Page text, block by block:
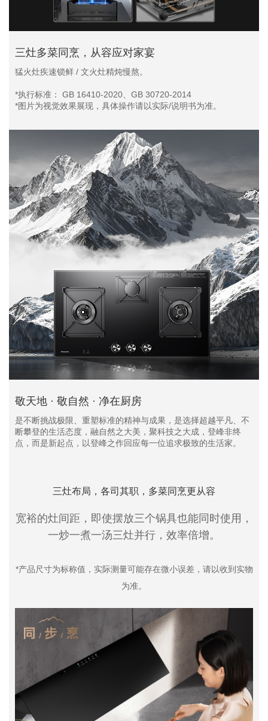
三灶多菜同烹，从容应对家宴
猛火灶疾速锁鲜 / 文火灶精炖慢熬。
*执行标准： GB 16410-2020、GB 30720-2014
*图片为视觉效果展现，具体操作请以实际/说明书为准。
敬天地 · 敬自然 · 净在厨房
是不断挑战极限、重塑标准的精神与成果，是选择超越平凡、不
断攀登的生活态度，融自然之大美，聚科技之大成，登峰非终
点，而是新起点，以登峰之作回应每一位追求极致的生活家。
三灶布局，各司其职，多菜同烹更从容
宽裕的灶间距，即使摆放三个锅具也能同时使用，
一炒一煮一汤三灶并行，效率倍增。
*产品尺寸为标称值，实际测量可能存在微小误差，请以收到实物
为准。